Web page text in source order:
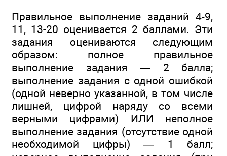
Правильное выполнение заданий 4-9,
11, 13-20 оценивается 2 баллами. Эти
задания оцениваются следующим
образом: полное правильное
выполнение задания — 2 балла;
выполнение задания с одной ошибкой
(одной неверно указанной, в том числе
лишней, цифрой наряду со всеми
верными цифрами) ИЛИ неполное
выполнение задания (отсутствие одной
необходимой цифры) — 1 балл;